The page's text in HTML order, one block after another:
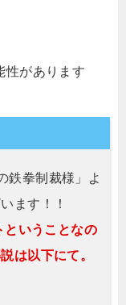
性があります
鉄拳制裁様」よ
ます！！
ということなの
は以下にて。